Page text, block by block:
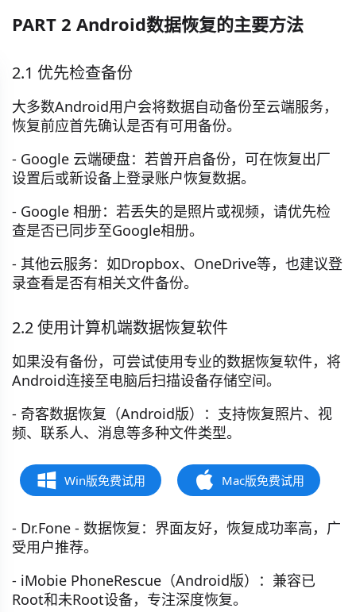
PART 2 Android数据恢复的主要方法
2.1 优先检查备份
大多数Android用户会将数据自动备份至云端服务，
恢复前应首先确认是否有可用备份。
- Google 云端硬盘：若曾开启备份，可在恢复出厂
设置后或新设备上登录账户恢复数据。
- Google 相册：若丢失的是照片或视频，请优先检
查是否已同步至Google相册。
- 其他云服务：如Dropbox、OneDrive等，也建议登
录查看是否有相关文件备份。
2.2 使用计算机端数据恢复软件
如果没有备份，可尝试使用专业的数据恢复软件，将
Android连接至电脑后扫描设备存储空间。
- 奇客数据恢复（Android版）：支持恢复照片、视
频、联系人、消息等多种文件类型。
Win版免费试用 Mac版免费试用
- Dr.Fone - 数据恢复：界面友好，恢复成功率高，广
受用户推荐。
- iMobie PhoneRescue（Android版）：兼容已
Root和未Root设备，专注深度恢复。